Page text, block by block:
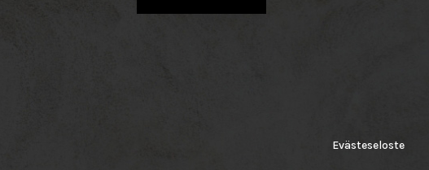
Evästeseloste